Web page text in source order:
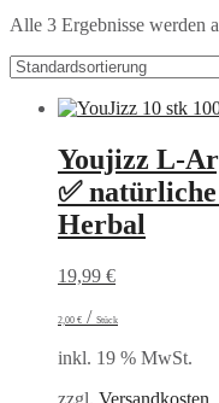
Alle 3 Ergebnisse werden
Youjizz L-
✅
Herbal
19,99 €
2,00 € / Stück
inkl. 19 % MwSt.
zzgl. Versandkosten